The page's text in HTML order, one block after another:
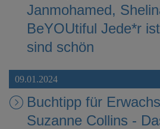
Janmohamed,
BeYOUtiful Jede*r
sind schön
09.01.2024
Buchtipp für
Suzanne Collins -